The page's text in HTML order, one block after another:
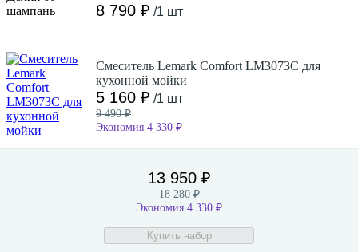
8 790 ₽ /1 шт
Смеситель Lemark Comfort LM3073C для
кухонной мойки
5 160 ₽ /1 шт
9 490 ₽
Экономия 4 330 ₽
13 950 ₽
18 280 ₽
Экономия 4 330 ₽
Купить набор